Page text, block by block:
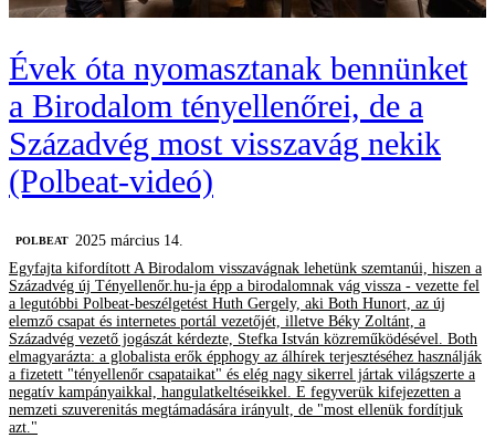
Évek óta nyomasztanak bennünket
a Birodalom tényellenőrei, de a
Századvég most visszavág nekik
(Polbeat-videó)
‎POLBEAT 2025 március 14.
Egyfajta kifordított A Birodalom visszavágnak lehetünk szemtanúi, hiszen a
Századvég új Tényellenőr.hu-ja épp a birodalomnak vág vissza - vezette fel
a legutóbbi Polbeat-beszélgetést Huth Gergely, aki Both Hunort, az új
elemző csapat és internetes portál vezetőjét, illetve Béky Zoltánt, a
Századvég vezető jogászát kérdezte, Stefka István közreműködésével. Both
elmagyarázta: a globalista erők épphogy az álhírek terjesztéséhez használják
a fizetett "tényellenőr csapataikat" és elég nagy sikerrel jártak világszerte a
negatív kampányaikkal, hangulatkeltéseikkel. E fegyverük kifejezetten a
nemzeti szuverenitás megtámadására irányult, de "most ellenük fordítjuk
azt."